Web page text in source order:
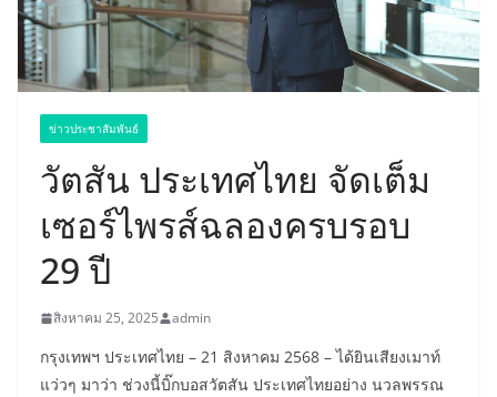
ข่าวประชาสัมพันธ์
วัตสัน ประเทศไทย จัดเต็ม
เซอร์ไพรส์ฉลองครบรอบ
29 ปี
สิงหาคม 25, 2025 admin
กรุงเทพฯ ประเทศไทย – 21 สิงหาคม 2568 – ได้ยินเสียงเมาท์
แว่วๆ มาว่า ช่วงนี้บิ๊กบอสวัตสัน ประเทศไทยอย่าง นวลพรรณ